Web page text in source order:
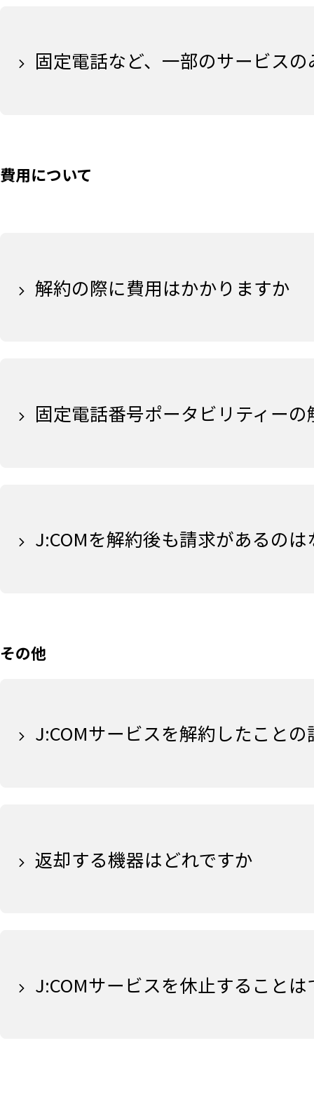
固定電話など、一部のサービス
費用について
解約の際に費用はかかりますか
固定電話番号ポータビリティー
J:COMを解約後も請求があるの
その他
J:COMサービスを解約したこと
返却する機器はどれですか
J:COMサービスを休止すること